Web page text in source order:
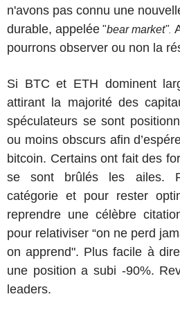
n'avons pas connu une
durable, appelée "bear market".
pourrons observer ou non la
Si BTC et ETH dominent
attirant la majorité des
spéculateurs se sont
ou moins obscurs afin
bitcoin. Certains ont fait des
se sont brûlés les ailes.
catégorie et pour rester
reprendre une célèbre
pour relativiser “on ne perd
on apprend". Plus facile à
une position a subi -90%.
leaders.